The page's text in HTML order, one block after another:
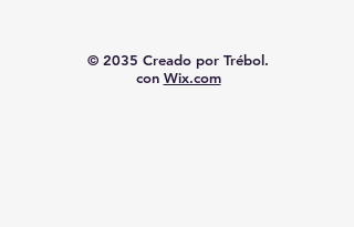
© 2035 Creado por Trébol.
con Wix.com